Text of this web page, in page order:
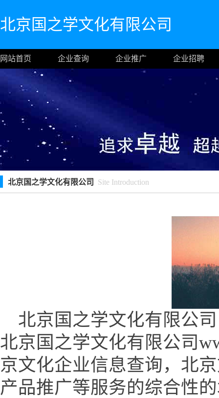
北京国之学文化有限公司
网站首页 企业查询 企业推广 企业招聘
北京国之学文化有限公司 Site Introduction
北京国之学文化有限公司
北京国之学文化有限公司
京文化企业信息查询，北
产品推广等服务的综合性